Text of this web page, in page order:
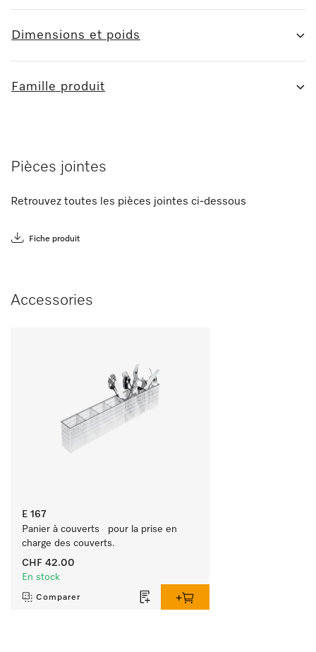
Dimensions et poids
Famille produit
Pièces jointes
Retrouvez toutes les pièces jointes ci-dessous
Fiche produit
Accessories
E 167
Panier à couverts   pour la prise en
charge des couverts.
CHF 42.00
En stock
Comparer